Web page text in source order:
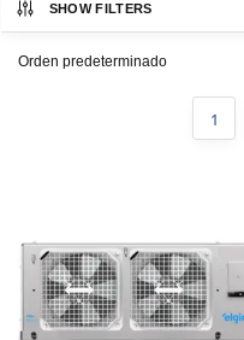
SHOW FILTERS
1